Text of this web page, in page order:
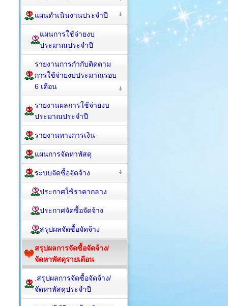
แผนดำเนินงานประจำปี
แผนการใช้จ่ายงบ
ประมาณประจำปี
รายงานการกำกับติดตาม
การใช้จ่ายงบประมาณรอบ
6 เดือน
รายงานผลการใช้จ่ายงบ
ประมาณประจำปี
รายงานทางการเงิน
แผนการจัดหาพัสดุ
ระบบจัดซื้อจัดจ้าง
ประกาศใช้ราคากลาง
ประกาศจัดซื้อจัดจ้าง
สรุปผลจัดซื้อจัดจ้าง
สรุปผลการจัดซื้อจัดจ้าง/
จัดหาพัสดุรายเดือน
.สรุปผลการจัดซื้อจัดจ้าง/
จัดหาพัสดุประจำปี